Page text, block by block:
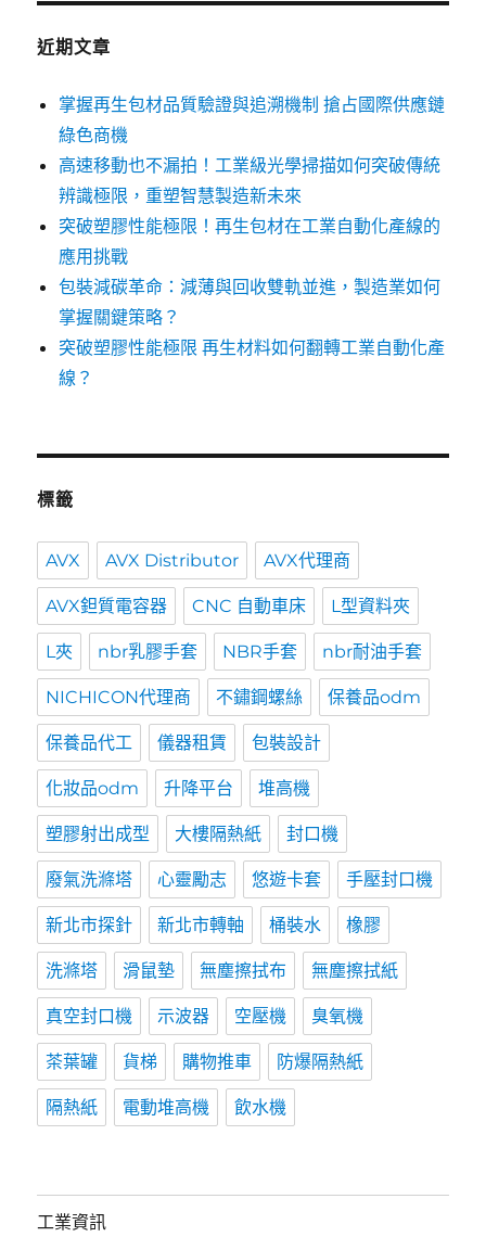
近期文章
掌握再生包材品質驗證與追溯機制 搶占國際供應鏈
綠色商機
高速移動也不漏拍！工業級光學掃描如何突破傳統
辨識極限，重塑智慧製造新未來
突破塑膠性能極限！再生包材在工業自動化產線的
應用挑戰
包裝減碳革命：減薄與回收雙軌並進，製造業如何
掌握關鍵策略？
突破塑膠性能極限 再生材料如何翻轉工業自動化產
線？
標籤
AVX AVX Distributor AVX代理商
AVX鉭質電容器 CNC 自動車床 L型資料夾
L夾 nbr乳膠手套 NBR手套 nbr耐油手套
NICHICON代理商 不鏽鋼螺絲 保養品odm
保養品代工 儀器租賃 包裝設計
化妝品odm 升降平台 堆高機
塑膠射出成型 大樓隔熱紙 封口機
廢氣洗滌塔 心靈勵志 悠遊卡套 手壓封口機
新北市探針 新北市轉軸 桶裝水 橡膠
洗滌塔 滑鼠墊 無塵擦拭布 無塵擦拭紙
真空封口機 示波器 空壓機 臭氧機
茶葉罐 貨梯 購物推車 防爆隔熱紙
隔熱紙 電動堆高機 飲水機
工業資訊